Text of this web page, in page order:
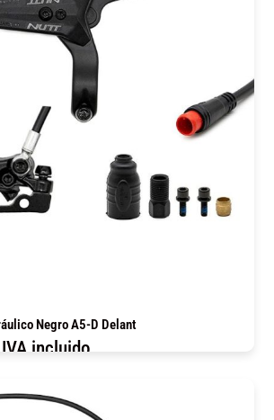
Negro A5-D Delant
incluido